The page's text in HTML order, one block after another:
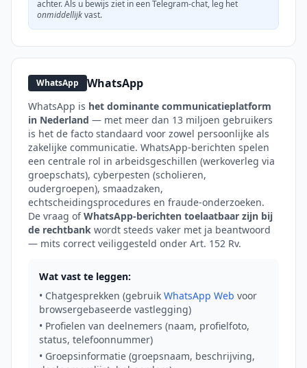
achter. Als u bewijs ziet in een Telegram-chat, leg het
onmiddellijkvast.
WhatsApp WhatsApp
WhatsApp is het dominante communicatieplatform
in Nederland — met meer dan 13 miljoen gebruikers
is het de facto standaard voor zowel persoonlijke als
zakelijke communicatie. WhatsApp-berichten spelen
een centrale rol in arbeidsgeschillen (werkoverleg via
groepschats), cyberpesten (scholieren,
oudergroepen), smaadzaken,
echtscheidingsprocedures en fraude-onderzoeken.
De vraag ofWhatsApp-berichten toelaatbaar zijn bij
de rechtbank wordt steeds vaker met ja beantwoord
— mits correct veiliggesteld onder Art. 152 Rv.
Wat vast te leggen:
• Chatgesprekken (gebruik WhatsApp Web voor
browsergebaseerde vastlegging)
• Profielen van deelnemers (naam, profielfoto,
status, telefoonnummer)
• Groepsinformatie (groepsnaam, beschrijving,